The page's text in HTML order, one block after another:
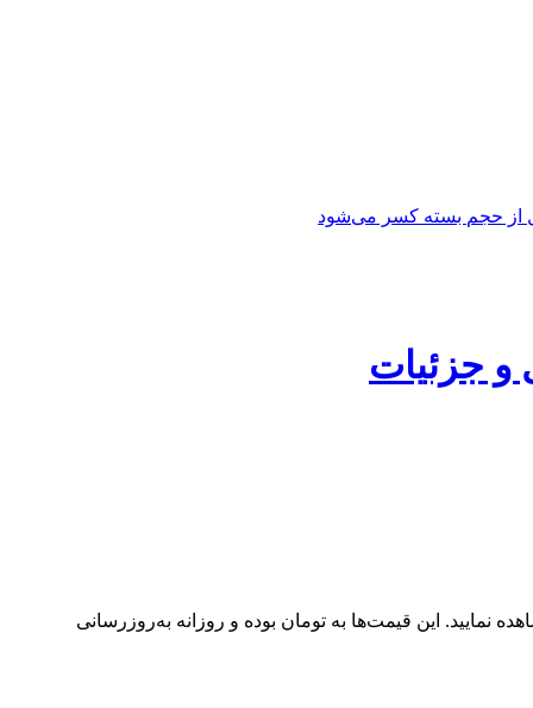
از حجم بسته کسر می‌شود
نمایندگی خودروهای ایران خودرو امروز سه‌شنبه ۱۲ خرداد ۱۴۰۵ را در جدول زیر مشاهده نمایید. این قیمت‌ها به تومان بوده و روزانه به‌روزرسانی